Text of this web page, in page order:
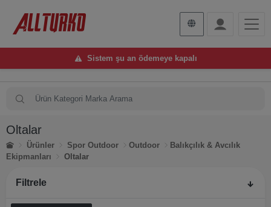
Sistem şu an ödemeye kapalı
Oltalar
Ürünler Spor Outdoor Outdoor
Balıkçılık & Avcılık
Ekipmanları
Oltalar
Filtrele